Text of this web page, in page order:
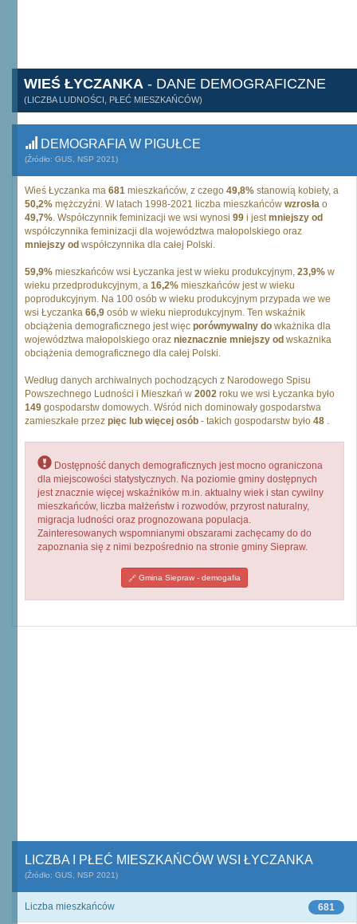
WIEŚ ŁYCZANKA - DANE DEMOGRAFICZNE
(LICZBA LUDNOŚCI, PŁEĆ MIESZKAŃCÓW)
DEMOGRAFIA W PIGUŁCE
(Źródło: GUS, NSP 2021)
Wieś Łyczanka ma 681 mieszkańców, z czego 49,8% stanowią kobiety, a
50,2% mężczyźni. W latach 1998-2021 liczba mieszkańców wzrosła o
49,7%. Współczynnik feminizacji we wsi wynosi 99 i jestmniejszy od
współczynnika feminizacji dla województwa małopolskiego oraz
mniejszy od współczynnika dla całej Polski.
59,9% mieszkańców wsi Łyczanka jest w wieku produkcyjnym, 23,9% w
wieku przedprodukcyjnym, a 16,2% mieszkańców jest w wieku
poprodukcyjnym. Na 100 osób w wieku produkcyjnym przypada we we
wsi Łyczanka 66,9 osób w wieku nieprodukcyjnym. Ten wskaźnik
obciążenia demograficznego jest więc porównywalny do wkażnika dla
województwa małopolskiego oraz nieznacznie mniejszy od wskażnika
obciążenia demograficznego dla całej Polski.
Według danych archiwalnych pochodzących z Narodowego Spisu
Powszechnego Ludności i Mieszkań w 2002 roku we wsi Łyczanka było
149 gospodarstw domowych. Wśród nich dominowały gospodarstwa
zamieszkałe przez pięc lub więcej osób - takich gospodarstw było 48 .
Dostępność danych demograficznych jest mocno ograniczona
dla miejscowości statystycznych. Na poziomie gminy dostępnych
jest znacznie więcej wskaźników m.in. aktualny wiek i stan cywilny
mieszkańców, liczba małżeństw i rozwodów, przyrost naturalny,
migracja ludności oraz prognozowana populacja.
Zainteresowanych wspomnianymi obszarami zachęcamy do do
zapoznania się z nimi bezpośrednio na stronie gminy Siepraw.
Gmina Siepraw - demogafia
LICZBA I PŁEĆ MIESZKAŃCÓW WSI ŁYCZANKA
(Źródło: GUS, NSP 2021)
681
Liczba mieszkańców